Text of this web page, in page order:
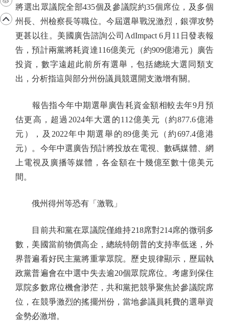
將選出眾議院全部435個及參議院約35個席位，及多個
州長、州檢察長等職位。今屆選舉戰況激烈，銀彈攻勢
更甚以往。美國廣告諮詢公司AdImpact 6月11日發表報
告，預計兩黨將耗資達116億美元（約909億港元）廣告
投資，數字遠超此前所有選舉，包括總統大選同類支
出，分析指這與部分州份議員競選開支激增有關。
報告指今年中期選舉廣告耗資金額相較去年9月預
估更高，超過2024年大選的112億美元（約877.6億港
元），及2022年中期選舉的89億美元（約697.4億港
元）。今年中選廣告預計將投放在電視、數碼媒體、網
上電視及廣播等媒體，各金額在十幾億至數十億美元
間。
俄州得州等恐有「激戰」
目前共和黨在眾議院僅維持218席對214席的微弱多
數，美國當前物價高企，總統特朗普的支持率低迷，外
界普遍看好民主黨將重掌眾院。歷史規律顯示，歷屆執
政黨普遍會在中選中失去逾20個眾院席位。考慮到保住
眾院多數席位機會渺茫，共和黨把競爭聚焦於參議院席
位，在競爭激烈的搖擺州份，當地參議員耗費的選舉資
金勢必激增。